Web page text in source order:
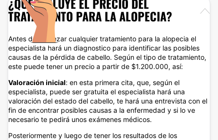
TRATAMIENTO PARA LA ALOPECIA?
Antes de empezar cualquier tratamiento para la alopecia el
especialista hará un diagnostico para identificar las posibles
causas de la pérdida de cabello. Según el tipo de tratamiento,
este puede tener un precio a partir de $1.200.000, así:
Valoración inicial: en esta primera cita, que, según el
especialista, puede ser gratuita el especialista hará una
valoración del estado del cabello, te hará una entrevista con el
fin de encontrar posibles causas a la enfermedad y si lo ve
necesario te pedirá unos exámenes médicos.
Posteriormente y luego de tener los resultados de los